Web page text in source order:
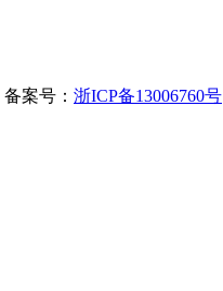
备案号： 浙ICP备13006760号